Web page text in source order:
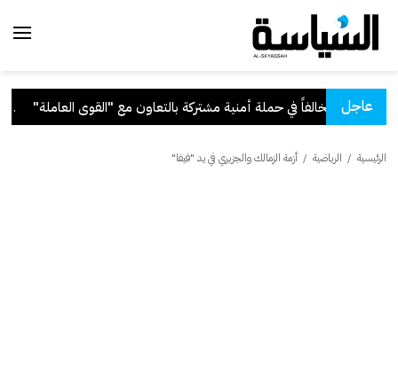
عاجلمع "القوى العاملة"
الرئيسية / الرياضية / أزمة الزمالك والجزيري في يد "فيفا"